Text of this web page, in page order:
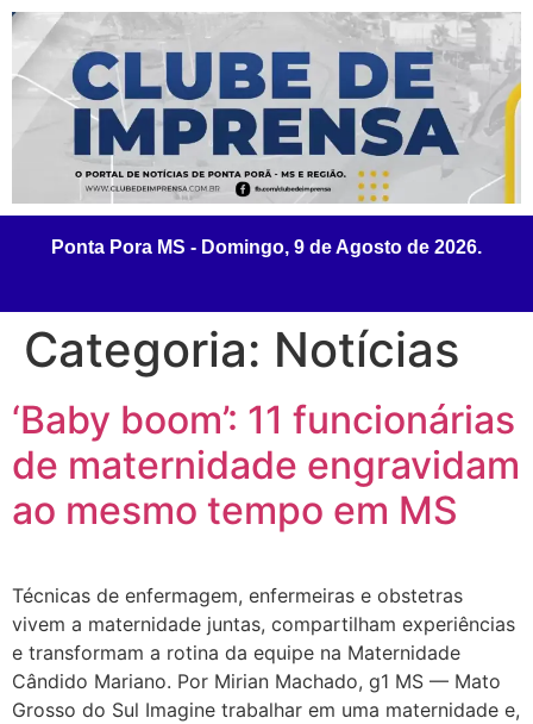
Categoria: Notícias
‘Baby boom’: 11 funcionárias
de maternidade engravidam
ao mesmo tempo em MS
Técnicas de enfermagem, enfermeiras e obstetras
vivem a maternidade juntas, compartilham experiências
e transformam a rotina da equipe na Maternidade
Cândido Mariano. Por Mirian Machado, g1 MS — Mato
Grosso do Sul Imagine trabalhar em uma maternidade e,